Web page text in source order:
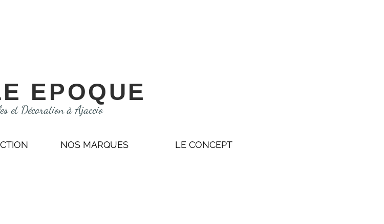
EPOQUE
NOS MARQUES LE CONCEPT
et Décoration à Ajaccio